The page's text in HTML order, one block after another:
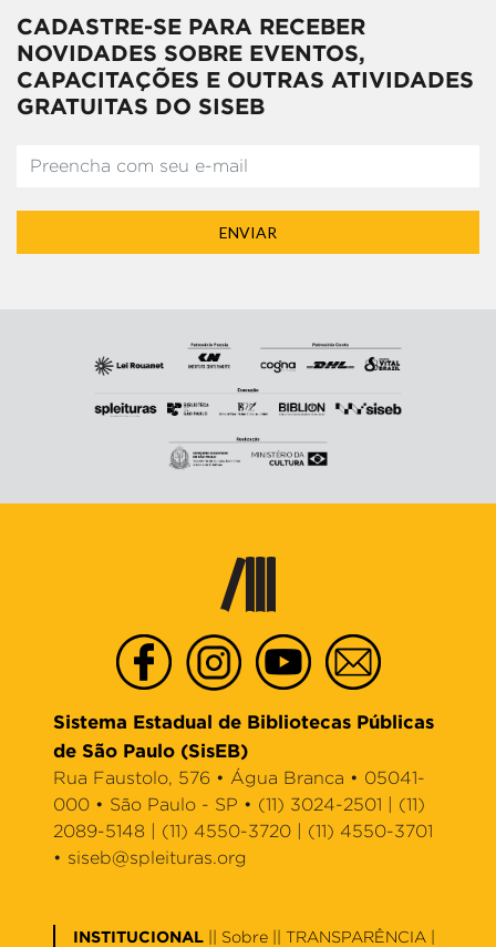
CADASTRE-SE PARA RECEBER
NOVIDADES SOBRE EVENTOS,
CAPACITAÇÕES E OUTRAS ATIVIDADES
GRATUITAS DO SISEB
ENVIAR
Sistema Estadual de Bibliotecas Públicas
de São Paulo (SisEB)
Rua Faustolo, 576 • Água Branca • 05041-
000 • São Paulo - SP • (11) 3024-2501 | (11)
2089-5148 | (11) 4550-3720 | (11) 4550-3701
• siseb@spleituras.org
INSTITUCIONAL Sobre || TRANSPARÊNCIA |